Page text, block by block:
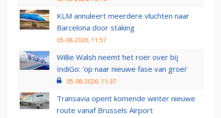
KLM annuleert meerdere vluchten naar
Barcelona door staking
05-08-2026, 11:57
Willie Walsh neemt het roer over bij
IndiGo: 'op naar nieuwe fase van groei'
05-08-2026, 11:37
Transavia opent komende winter nieuwe
route vanaf Brussels Airport